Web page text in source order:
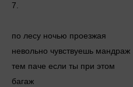
7.
по лесу ночью проезжая
невольно чувствуешь мандраж
тем паче если ты при этом
багаж